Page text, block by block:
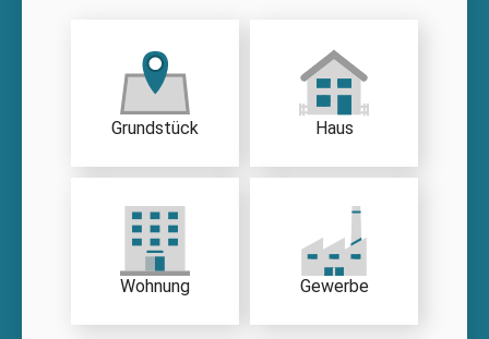
Grundstück Haus
Wohnung Gewerbe